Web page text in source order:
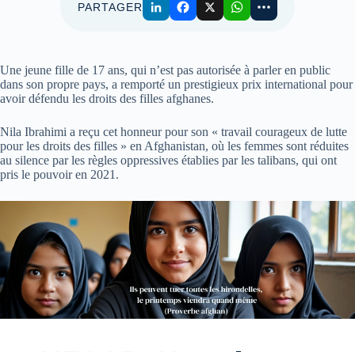
PARTAGER
Une jeune fille de 17 ans, qui n’est pas autorisée à parler en public
dans son propre pays, a remporté un prestigieux prix international pour
avoir défendu les droits des filles afghanes.
Nila Ibrahimi a reçu cet honneur pour son « travail courageux de lutte
pour les droits des filles » en Afghanistan, où les femmes sont réduites
au silence par les règles oppressives établies par les talibans, qui ont
pris le pouvoir en 2021.